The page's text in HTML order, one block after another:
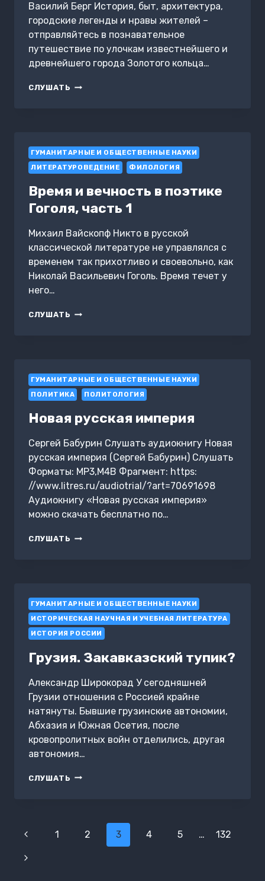
Василий Берг История, быт, архитектура,
городские легенды и нравы жителей –
отправляйтесь в познавательное
путешествие по улочкам известнейшего и
древнейшего города Золотого кольца…
СЛУШАТЬ СУЗДАЛЬ.
ГУМАНИТАРНЫЕ И ОБЩЕСТВЕННЫЕ НАУКИ
ЛИТЕРАТУРОВЕДЕНИЕ
ФИЛОЛОГИЯ
Время и вечность в поэтике
Гоголя, часть 1
Михаил Вайскопф Никто в русской
классической литературе не управлялся с
временем так прихотливо и своевольно, как
Николай Васильевич Гоголь. Время течет у
него…
СЛУШАТЬ ВРЕМЯ
ЧАСТЬ
1
ГУМАНИТАРНЫЕ И ОБЩЕСТВЕННЫЕ НАУКИ
ПОЛИТИКА
ПОЛИТОЛОГИЯ
Новая русская империя
Сергей Бабурин Слушать аудиокнигу Новая
русская империя (Сергей Бабурин) Слушать
Форматы: MP3,M4B Фрагмент: https:
//www.litres.ru/audiotrial/?art=70691698
Аудиокнигу «Новая русская империя»
можно скачать бесплатно по…
СЛУШАТЬ НОВАЯ
ГУМАНИТАРНЫЕ И ОБЩЕСТВЕННЫЕ НАУКИ
ИСТОРИЧЕСКАЯ НАУЧНАЯ И УЧЕБНАЯ ЛИТЕРАТУРА
ИСТОРИЯ РОССИИ
Грузия. Закавказский тупик?
Александр Широкорад У сегодняшней
Грузии отношения с Россией крайне
натянуты. Бывшие грузинские автономии,
Абхазия и Южная Осетия, после
кровопролитных войн отделились, другая
автономия…
СЛУШАТЬ ГРУЗИЯ.
Навигация
страницам
Предыдущая
страница
1 2 3 4 5 … 132
Следующая